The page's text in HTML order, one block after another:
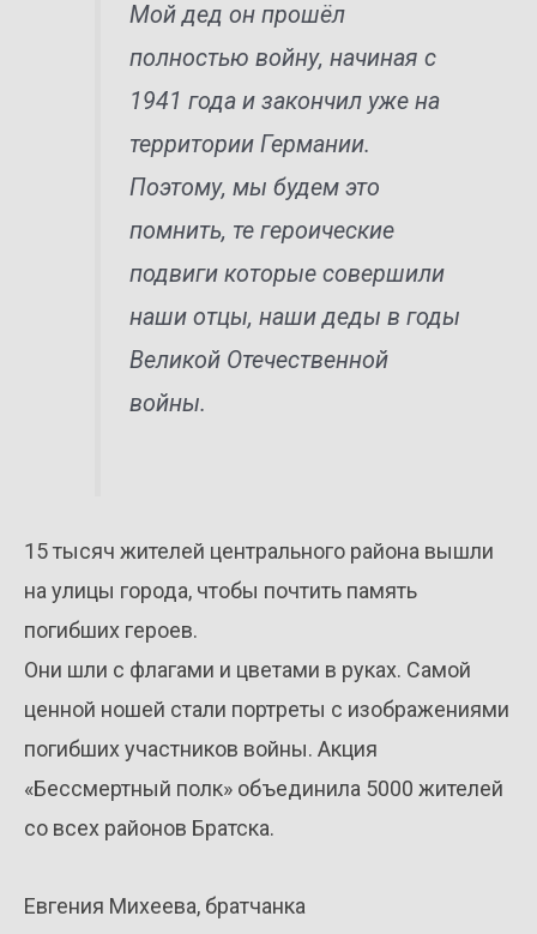
Мой дед он прошёл
полностью войну, начиная с
1941 года и закончил уже на
территории Германии.
Поэтому, мы будем это
помнить, те героические
подвиги которые совершили
наши отцы, наши деды в годы
Великой Отечественной
войны.
15 тысяч жителей центрального района вышли
на улицы города, чтобы почтить память
погибших героев.
Они шли с флагами и цветами в руках. Самой
ценной ношей стали портреты с изображениями
погибших участников войны. Акция
«Бессмертный полк» объединила 5000 жителей
со всех районов Братска.
Евгения Михеева, братчанка